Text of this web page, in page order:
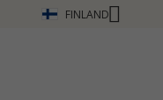
FINLAND
KATSO LISÄÄ -